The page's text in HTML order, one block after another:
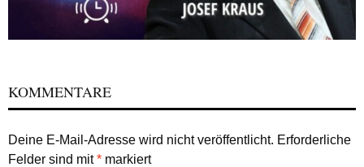
KOMMENTARE
Deine E-Mail-Adresse wird nicht veröffentlicht. Erforderliche
Felder sind mit* markiert